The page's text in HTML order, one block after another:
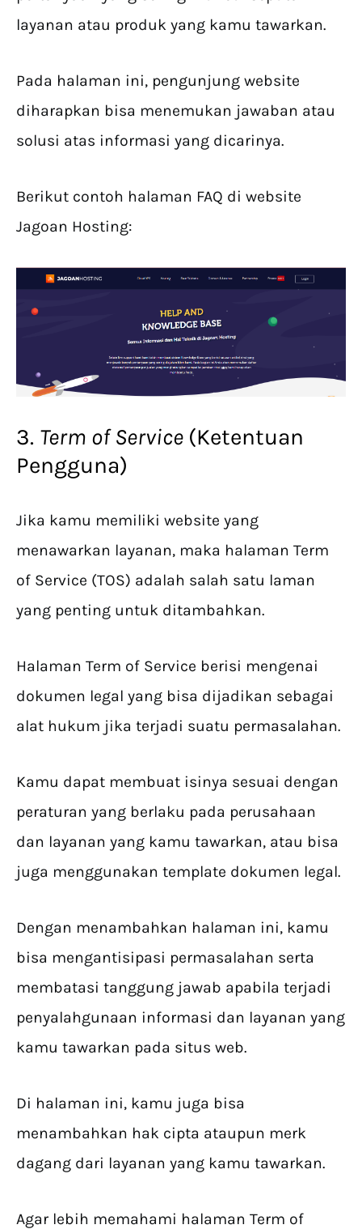
layanan atau produk yang kamu tawarkan.
Pada halaman ini, pengunjung website
diharapkan bisa menemukan jawaban atau
solusi atas informasi yang dicarinya.
Berikut contoh halaman FAQ di website
Jagoan Hosting:
3. Term of Service (Ketentuan
Pengguna)
Jika kamu memiliki website yang
menawarkan layanan, maka halaman Term
of Service (TOS) adalah salah satu laman
yang penting untuk ditambahkan.
Halaman Term of Service berisi mengenai
dokumen legal yang bisa dijadikan sebagai
alat hukum jika terjadi suatu permasalahan.
Kamu dapat membuat isinya sesuai dengan
peraturan yang berlaku pada perusahaan
dan layanan yang kamu tawarkan, atau bisa
juga menggunakan template dokumen legal.
Dengan menambahkan halaman ini, kamu
bisa mengantisipasi permasalahan serta
membatasi tanggung jawab apabila terjadi
penyalahgunaan informasi dan layanan yang
kamu tawarkan pada situs web.
Di halaman ini, kamu juga bisa
menambahkan hak cipta ataupun merk
dagang dari layanan yang kamu tawarkan.
Agar lebih memahami halaman Term of